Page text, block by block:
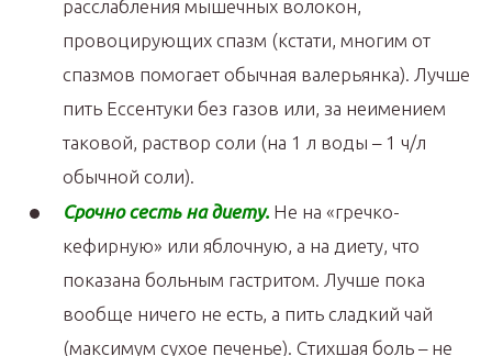
расслабления мышечных волокон,
провоцирующих спазм (кстати, многим от
спазмов помогает обычная валерьянка). Лучше
пить Ессентуки без газов или, за неимением
таковой, раствор соли (на 1 л воды – 1 ч/л
обычной соли).
Срочно сесть на диету. Не на «гречко-
кефирную» или яблочную, а на диету, что
показана больным гастритом. Лучше пока
вообще ничего не есть, а пить сладкий чай
(максимум сухое печенье). Стихшая боль – не